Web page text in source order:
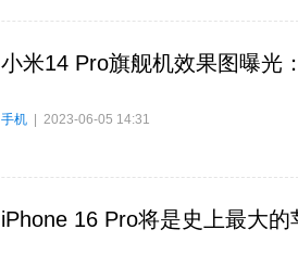
小米14 Pro旗舰机效果图曝光
手机 | 2023-06-05 14:31
iPhone 16 Pro将是史上最大的